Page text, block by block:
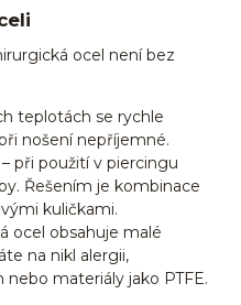
ocel není bez
teplotách se rychle
nošení nepříjemné.
– při použití v piercingu
Řešením je kombinace
kuličkami.
ocel obsahuje malé
na nikl alergii,
materiály jako PTFE.